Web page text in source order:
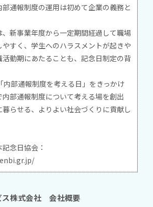
通報制度の運用は初めて企業の義務と
、新事業年度から一定期間経過して職場
すく、学生へのハラスメントが起きや
動期にあたることも、記念日制定の背
内部通報制度を考える日」をきっかけ
内部通報制度について考える場を創出
暮らせる、よりよい社会づくりに貢献し
念日協会：
ス株式会社 会社概要